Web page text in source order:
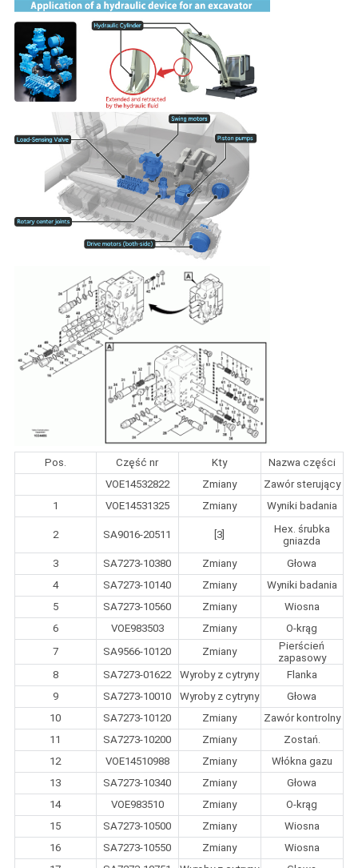
Pos. Część nr Kty
Nazwa części
VOE14532822
Zmiany
Zawór sterujący
1
VOE14531325 Zmiany Wyniki badania
2 SA9016-20511 [3]
Hex. śrubka
gniazda
3
SA7273-10380 Zmiany
Głowa
4
SA7273-10140 Zmiany
Wyniki badania
5
SA7273-10560 Zmiany
Wiosna
6
VOE983503 Zmiany
O-krąg
7
SA9566-10120 Zmiany
Pierścień
zapasowy
8
SA7273-01622 Wyroby z cytryny
Flanka
9
SA7273-10010 Wyroby z cytryny
Głowa
10
SA7273-10120 Zmiany
Zawór kontrolny
11
SA7273-10200 Zmiany
Zostań.
12
VOE14510988 Zmiany
Włókna gazu
13
SA7273-10340 Zmiany
Głowa
14
VOE983510 Zmiany
O-krąg
15
SA7273-10500 Zmiany
Wiosna
16
SA7273-10550 Zmiany
Wiosna